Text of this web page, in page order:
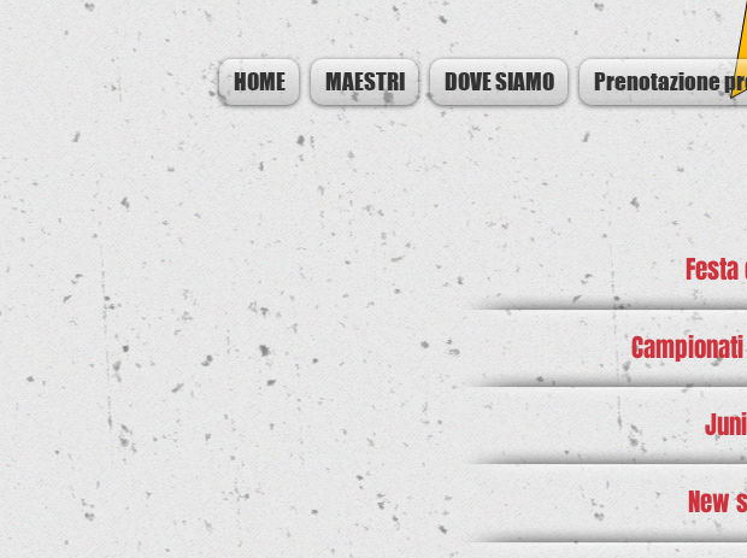
HOME MAESTRI DOVE SIAMO Prenotazione
Festa
New